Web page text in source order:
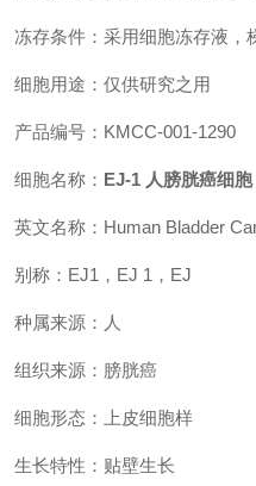
冻存条件：采用细胞冻存液，
细胞用途：仅供研究之用
产品编号：KMCC-001-1290
细胞名称： EJ-1 人膀胱癌细胞
英文名称：Human Bladder
别称：EJ1，EJ 1，EJ
种属来源：人
组织来源：膀胱癌
细胞形态：上皮细胞样
生长特性：贴壁生长